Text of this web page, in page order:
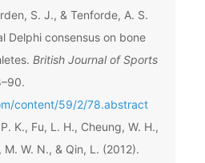
S. J., & Tenforde, A. S.
Delphi consensus on bone
British Journal of Sports
content/59/2/78.abstract
K., Fu, L. H., Cheung, W. H.,
M. W. N., & Qin, L. (2012).